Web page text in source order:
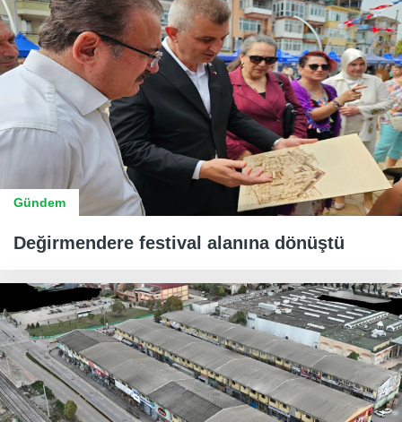
Gündem
Değirmendere festival alanına dönüştü